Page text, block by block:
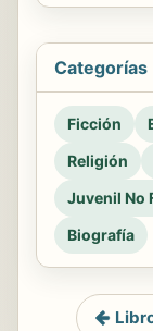
Categorías
Ficción
Religión
Juvenil No
Biografía